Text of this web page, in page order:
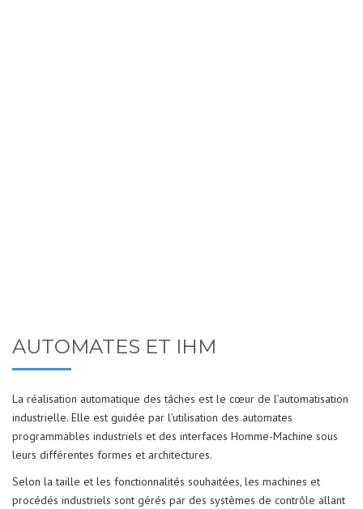
AUTOMATES ET IHM
La réalisation automatique des tâches est le cœur de l’automatisation
industrielle. Elle est guidée par l’utilisation des automates
programmables industriels et des interfaces Homme-Machine sous
leurs différentes formes et architectures.
Selon la taille et les fonctionnalités souhaitées, les machines et
procédés industriels sont gérés par des systèmes de contrôle allant